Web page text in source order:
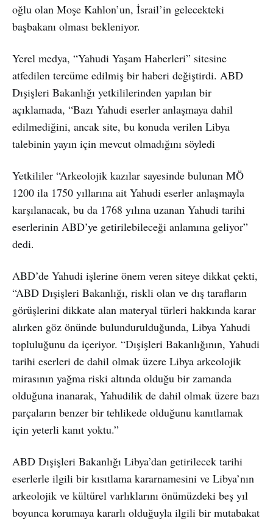
oğlu olan Moşe Kahlon’un, İsrail’in gelecekteki
başbakanı olması bekleniyor.
Yerel medya, “Yahudi Yaşam Haberleri” sitesine
atfedilen tercüme edilmiş bir haberi değiştirdi. ABD
Dışişleri Bakanlığı yetkililerinden yapılan bir
açıklamada, “Bazı Yahudi eserler anlaşmaya dahil
edilmediğini, ancak site, bu konuda verilen Libya
talebinin yayın için mevcut olmadığını söyledi
Yetkililer “Arkeolojik kazılar sayesinde bulunan MÖ
1200 ila 1750 yıllarına ait Yahudi eserler anlaşmayla
karşılanacak, bu da 1768 yılına uzanan Yahudi tarihi
eserlerinin ABD’ye getirilebileceği anlamına geliyor”
dedi.
ABD’de Yahudi işlerine önem veren siteye dikkat çekti,
“ABD Dışişleri Bakanlığı, riskli olan ve dış tarafların
görüşlerini dikkate alan materyal türleri hakkında karar
alırken göz önünde bulundurulduğunda, Libya Yahudi
topluluğunu da içeriyor. “Dışişleri Bakanlığının, Yahudi
tarihi eserleri de dahil olmak üzere Libya arkeolojik
mirasının yağma riski altında olduğu bir zamanda
olduğuna inanarak, Yahudilik de dahil olmak üzere bazı
parçaların benzer bir tehlikede olduğunu kanıtlamak
için yeterli kanıt yoktu.”
ABD Dışişleri Bakanlığı Libya’dan getirilecek tarihi
eserlerle ilgili bir kısıtlama kararnamesini ve Libya’nın
arkeolojik ve kültürel varlıklarını önümüzdeki beş yıl
boyunca korumaya kararlı olduğuyla ilgili bir mutabakat